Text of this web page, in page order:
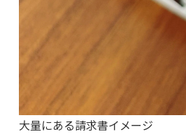
大量にある請求書イメージ